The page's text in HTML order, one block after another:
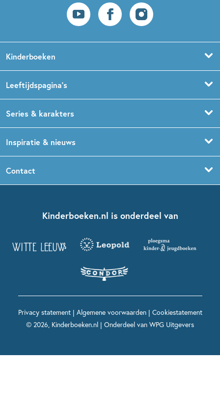
Kinderboeken
Prentenboeken
Babyboeken
Sprookjesboeken
Kinderboeken diversiteit
Grappige kinderboeken
Spannende kinderboeken
Leeftijdspagina’s
Boekentips 1,5 - 3 jaar
Boekentips 5 - 7 jaar
Boekentips 12+ jaar
Voor volwassenen
Series & karakters
Dog Man
Spekkie en Sproet
Maxi & Helium
Inspiratie & nieuws
Kinderjury
Voor het onderwijs
Contact
Kinderboeken.nl is onderdeel van
Privacy statement| Algemene voorwaarden| Cookiestatement
© 2026, Kinderboeken.nl | Onderdeel van WPG Uitgevers